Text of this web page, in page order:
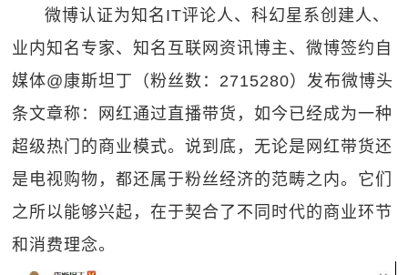
微博认证为知名IT评论人、科幻星系创建人、
业内知名专家、知名互联网资讯博主、微博签约自
媒体@康斯坦丁（粉丝数：2715280）发布微博头
条文章称：网红通过直播带货，如今已经成为一种
超级热门的商业模式。说到底，无论是网红带货还
是电视购物，都还属于粉丝经济的范畴之内。它们
之所以能够兴起，在于契合了不同时代的商业环节
和消费理念。